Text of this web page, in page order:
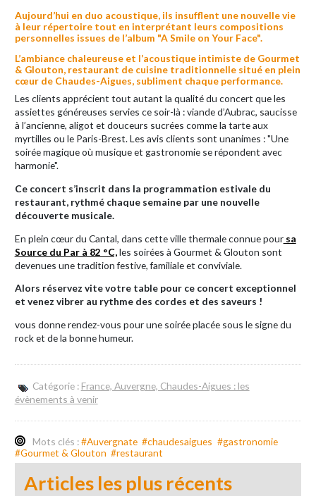
Aujourd’hui en duo acoustique, ils insufflent une nouvelle vie
à leur répertoire tout en interprétant leurs compositions
personnelles issues de l’album "A Smile on Your Face".
L’ambiance chaleureuse et l’acoustique intimiste de Gourmet
& Glouton, restaurant de cuisine traditionnelle situé en plein
cœur de Chaudes-Aigues, subliment chaque performance.
Les clients apprécient tout autant la qualité du concert que les
assiettes généreuses servies ce soir-là : viande d’Aubrac, saucisse
à l’ancienne, aligot et douceurs sucrées comme la tarte aux
myrtilles ou le Paris-Brest. Les avis clients sont unanimes : "Une
soirée magique où musique et gastronomie se répondent avec
harmonie".
Ce concert s’inscrit dans la programmation estivale du
restaurant, rythmé chaque semaine par une nouvelle
découverte musicale.
En plein cœur du Cantal, dans cette ville thermale connue poursa
Source du Par à 82 °C,les soirées à Gourmet & Glouton sont
devenues une tradition festive, familiale et conviviale.
Alors réservez vite votre table pour ce concert exceptionnel
et venez vibrer au rythme des cordes et des saveurs !
vous donne rendez-vous pour une soirée placée sous le signe du
rock et de la bonne humeur.
Catégorie : France, Auvergne, Chaudes-Aigues : les
évènements à venir
Mots clés :#Auvergnate #chaudesaigues #gastronomie
#Gourmet & Glouton #restaurant
Articles les plus récents